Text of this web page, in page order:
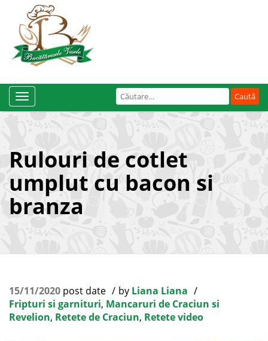
Caută
după:
Toggle
Navigation
Rulouri de cotlet
umplut cu bacon si
branza
15/11/2020 post date by Liana Liana
Fripturi si garnituri, Mancaruri de Craciun si
Revelion, Retete de Craciun, Retete video